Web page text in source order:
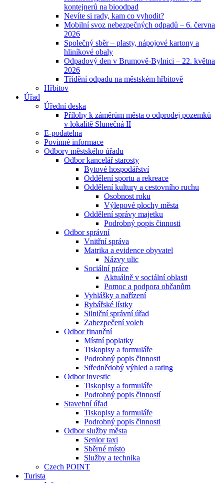
kontejnerů na bioodpad
Nevíte si rady, kam co vyhodit?
Mobilní svoz nebezpečných odpadů – 6. června
2026
Společný sběr – plasty, nápojové kartony a
hliníkové obaly
Odpadový den v Brumově-Bylnici – 22. května
2026
Třídění odpadu na městském hřbitově
Hřbitov
Úřad
Úřední deska
Přílohy k záměrům města o odprodej pozemků
v lokalitě Slunečná II
E-podatelna
Povinné informace
Odbory městského úřadu
Odbor kancelář starosty
Bytové hospodářství
Oddělení sportu a rekreace
Oddělení kultury a cestovního ruchu
Osobnost roku
Výlepové plochy města
Oddělení správy majetku
Podrobný popis činnosti
Odbor správní
Vnitřní správa
Matrika a evidence obyvatel
Názvy ulic
Sociální práce
Aktuálně v sociální oblasti
Pomoc a podpora občanům
Vyhlášky a nařízení
Rybářské lístky
Silniční správní úřad
Zabezpečení voleb
Odbor finanční
Místní poplatky
Tiskopisy a formuláře
Podrobný popis činnosti
Střednědobý výhled a rating
Odbor investic
Tiskopisy a formuláře
Podrobný popis činností
Stavební úřad
Tiskopisy a formuláře
Podrobný popis činnosti
Odbor služby města
Senior taxi
Sběrné místo
Služby a technika
Czech POINT
Turista